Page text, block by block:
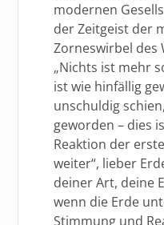
modernen
der Zeitgeist der
Zorneswirbel des
„Nichts ist mehr
ist wie hinfällig
unschuldig
geworden – dies
Reaktion der
weiter“, lieber
deiner Art, deine
wenn die Erde
Stimmung und